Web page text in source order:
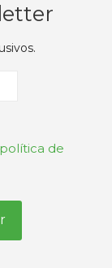
política de